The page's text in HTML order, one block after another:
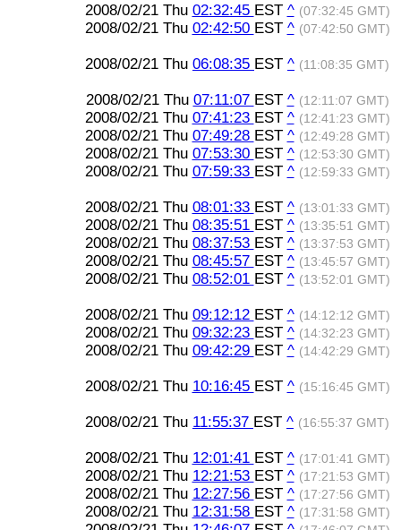
2008/02/21 Thu 02:32:45 EST ^ (07:32:45 GMT)
2008/02/21 Thu 02:42:50 EST ^ (07:42:50 GMT)
2008/02/21 Thu 06:08:35 EST ^ (11:08:35 GMT)
2008/02/21 Thu 07:11:07 EST ^ (12:11:07 GMT)
2008/02/21 Thu 07:41:23 EST ^ (12:41:23 GMT)
2008/02/21 Thu 07:49:28 EST ^ (12:49:28 GMT)
2008/02/21 Thu 07:53:30 EST ^ (12:53:30 GMT)
2008/02/21 Thu 07:59:33 EST ^ (12:59:33 GMT)
2008/02/21 Thu 08:01:33 EST ^ (13:01:33 GMT)
2008/02/21 Thu 08:35:51 EST ^ (13:35:51 GMT)
2008/02/21 Thu 08:37:53 EST ^ (13:37:53 GMT)
2008/02/21 Thu 08:45:57 EST ^ (13:45:57 GMT)
2008/02/21 Thu 08:52:01 EST ^ (13:52:01 GMT)
2008/02/21 Thu 09:12:12 EST ^ (14:12:12 GMT)
2008/02/21 Thu 09:32:23 EST ^ (14:32:23 GMT)
2008/02/21 Thu 09:42:29 EST ^ (14:42:29 GMT)
2008/02/21 Thu 10:16:45 EST ^ (15:16:45 GMT)
2008/02/21 Thu 11:55:37 EST ^ (16:55:37 GMT)
2008/02/21 Thu 12:01:41 EST ^ (17:01:41 GMT)
2008/02/21 Thu 12:21:53 EST ^ (17:21:53 GMT)
2008/02/21 Thu 12:27:56 EST ^ (17:27:56 GMT)
2008/02/21 Thu 12:31:58 EST ^ (17:31:58 GMT)